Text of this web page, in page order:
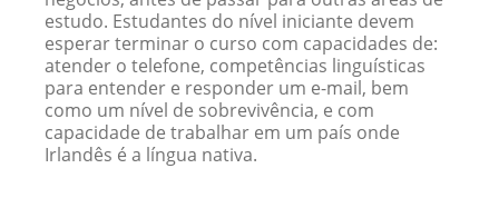
estudo. Estudantes do nível iniciante devem
esperar terminar o curso com capacidades de:
atender o telefone, competências linguísticas
para entender e responder um e-mail, bem
como um nível de sobrevivência, e com
capacidade de trabalhar em um país onde
Irlandês é a língua nativa.